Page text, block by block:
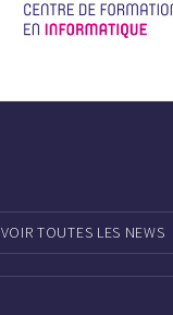
VOIR TOUTES LES NEWS